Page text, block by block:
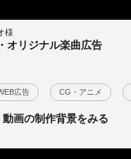
様
オリジナル楽曲広告
広告 CG・アニメ
動画の制作背景をみる
広告・オリジナルソン